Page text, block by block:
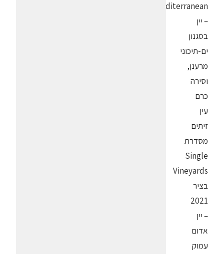
Mediterranean
– יין
בסגנון
ים-תיכוני
מרענן,
וסירה
כרם
עין
זיתים
מסדרת
Single
Vineyards
בציר
2021
– יין
אדום
עמוק